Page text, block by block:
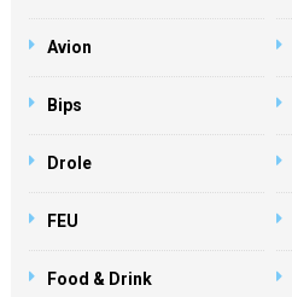
Avion
Bips
Drole
FEU
Food & Drink